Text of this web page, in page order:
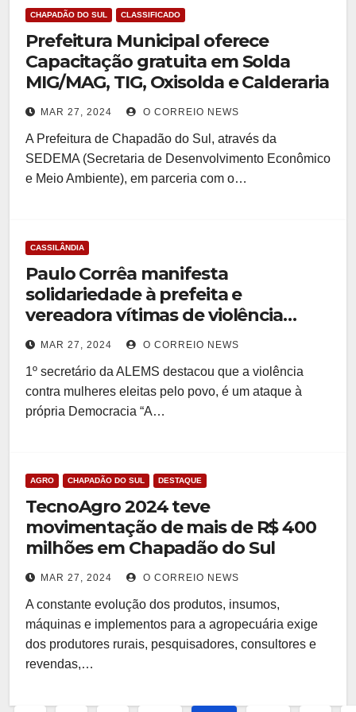
CHAPADÃO DO SUL CLASSIFICADO
Prefeitura Municipal oferece
Capacitação gratuita em Solda
MIG/MAG, TIG, Oxisolda e Calderaria
MAR 27, 2024 O CORREIO NEWS
A Prefeitura de Chapadão do Sul, através da
SEDEMA (Secretaria de Desenvolvimento Econômico
e Meio Ambiente), em parceria com o…
CASSILÂNDIA
Paulo Corrêa manifesta
solidariedade à prefeita e
vereadora vítimas de violência
política em MS
MAR 27, 2024 O CORREIO NEWS
1º secretário da ALEMS destacou que a violência
contra mulheres eleitas pelo povo, é um ataque à
própria Democracia “A…
AGRO CHAPADÃO DO SUL DESTAQUE
TecnoAgro 2024 teve
movimentação de mais de R$ 400
milhões em Chapadão do Sul
MAR 27, 2024 O CORREIO NEWS
A constante evolução dos produtos, insumos,
máquinas e implementos para a agropecuária exige
dos produtores rurais, pesquisadores, consultores e
revendas,…